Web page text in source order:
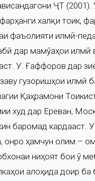
ҶТ
халқи тоҷик,
илмӣ-
дар маҷмӯаҳои илмӣ
У. Ғаффоров дар
гузоришҳои
Қаҳрамони
худ дар Ереван,
баромад
онро ҳамчун олим –
ниҳоят бои ӯ
алоҳида доир ба